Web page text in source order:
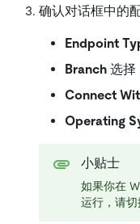
确认对话框中的
Endpoint
Branch 选择
Connect
Operating
小贴士
如果你在
运行，请切